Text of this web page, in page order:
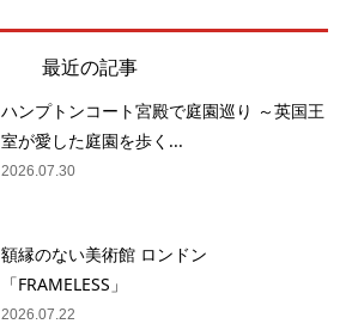
最近の記事
ハンプトンコート宮殿で庭園巡り ～英国王
室が愛した庭園を歩く...
2026.07.30
額縁のない美術館 ロンドン
「FRAMELESS」
2026.07.22